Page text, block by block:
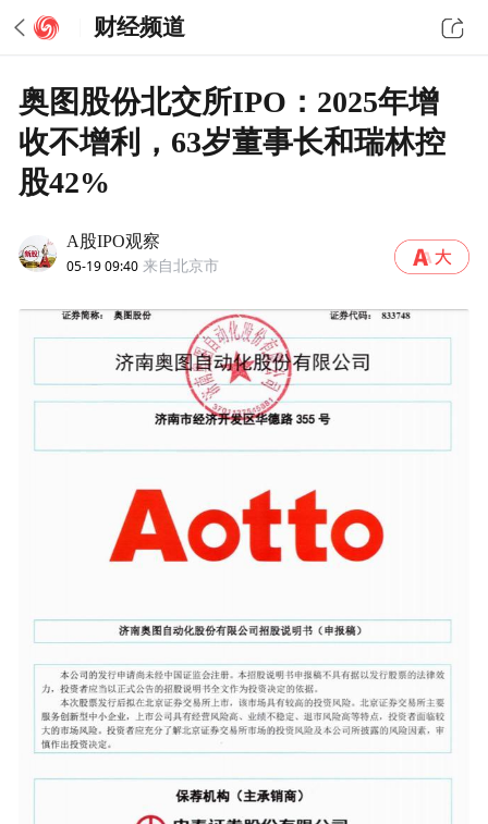
财经频道
奥图股份北交所IPO：2025年增
收不增利，63岁董事长和瑞林控
股42%
A股IPO观察
05-19 09:40 来自北京市